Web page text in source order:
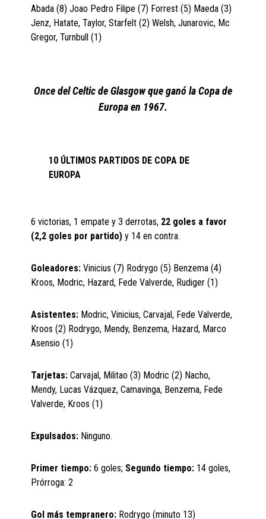
Abada (8) Joao Pedro Filipe (7) Forrest (5) Maeda (3)
Jenz, Hatate, Taylor, Starfelt (2) Welsh, Junarovic, Mc
Gregor, Turnbull (1)
Once del Celtic de Glasgow que ganó la Copa de
Europa en 1967.
10 ÚLTIMOS PARTIDOS DE COPA DE
EUROPA
6 victorias, 1 empate y 3 derrotas, 22 goles a favor
(2,2 goles por partido) y 14 en contra.
Goleadores: Vinicius (7) Rodrygo (5) Benzema (4)
Kroos, Modric, Hazard, Fede Valverde, Rudiger (1)
Asistentes: Modric, Vinicius, Carvajal, Fede Valverde,
Kroos (2) Rodrygo, Mendy, Benzema, Hazard, Marco
Asensio (1)
Tarjetas:Carvajal, Militao (3) Modric (2) Nacho,
Mendy, Lucas Vázquez, Camavinga, Benzema, Fede
Valverde, Kroos (1)
Expulsados: Ninguno.
Primer tiempo: 6 goles; Segundo tiempo: 14 goles,
Prórroga: 2
Gol más tempranero: Rodrygo (minuto 13)